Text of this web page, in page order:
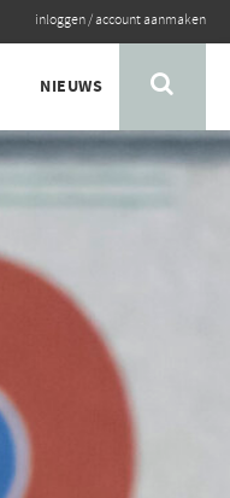
inloggen/account aanmaken
NIEUWS